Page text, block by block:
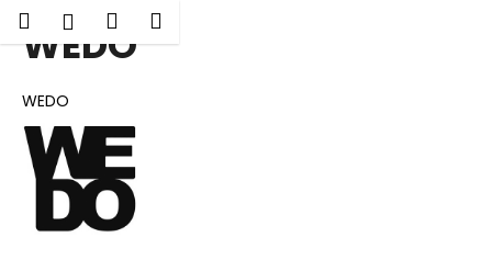
Přejít
HledatPřihlášení
Nákupní
košík
WEDO
WEDO
o Zpět
Zpět
C
o
p